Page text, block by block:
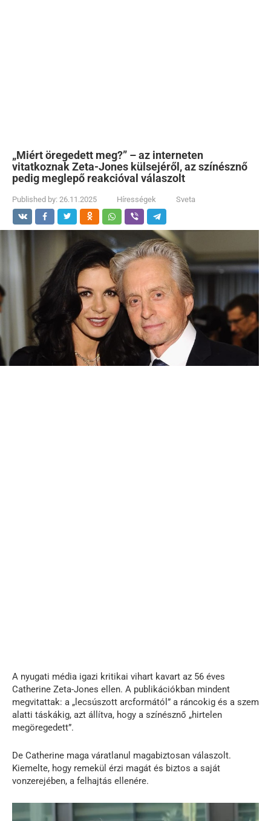
„Miért öregedett meg?” – az interneten
vitatkoznak Zeta-Jones külsejéről, az színésznő
pedig meglepő reakcióval válaszolt
Published by: 26.11.2025 Hírességek Sveta
A nyugati média igazi kritikai vihart kavart az 56 éves
Catherine Zeta-Jones ellen. A publikációkban mindent
megvitattak: a „lecsúszott arcformától” a ráncokig és a szem
alatti táskákig, azt állítva, hogy a színésznő „hirtelen
megöregedett”.
De Catherine maga váratlanul magabiztosan válaszolt.
Kiemelte, hogy remekül érzi magát és biztos a saját
vonzerejében, a felhajtás ellenére.